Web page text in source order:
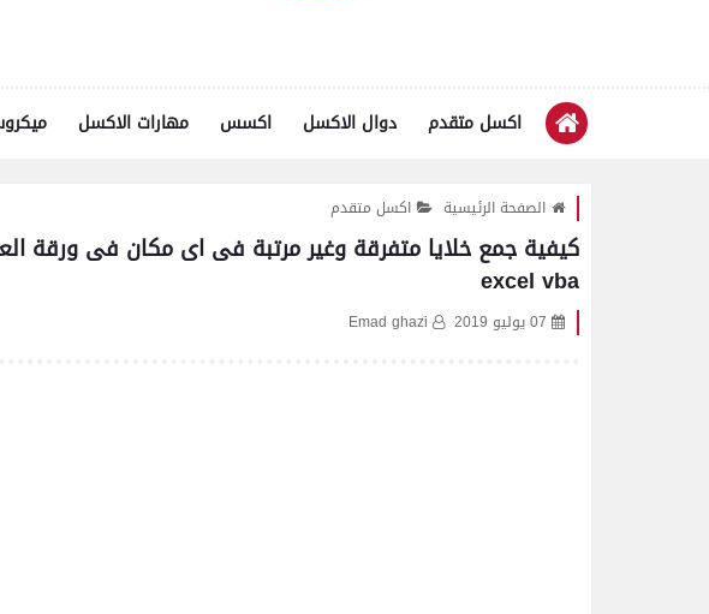
اكسل متقدم دوال الاكسل اكسس مهارات الاكسل
الصفحة الرئيسية اكسل متقدم
excel vba
07 يوليو 2019 Emad ghazi